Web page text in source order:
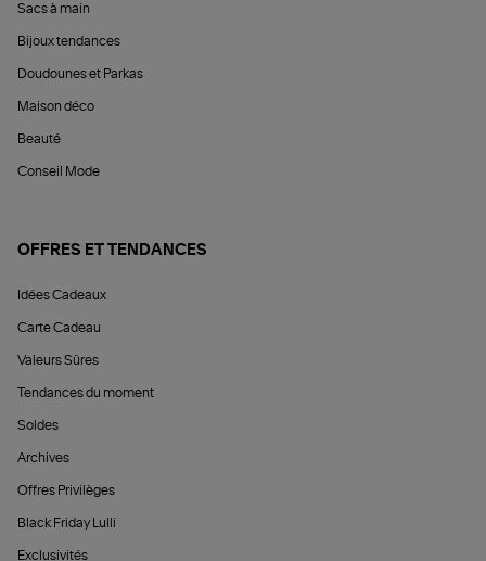
Sacs à main
Bijoux tendances
Doudounes et Parkas
Maison déco
Beauté
Conseil Mode
OFFRES ET TENDANCES
Idées Cadeaux
Carte Cadeau
Valeurs Sûres
Tendances du moment
Soldes
Archives
Offres Privilèges
Black Friday Lulli
Exclusivités